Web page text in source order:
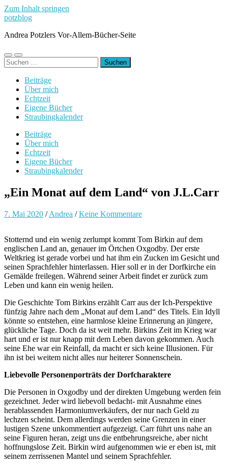
Zum Inhalt springen
potzblog
Andrea Potzlers Vor-Allem-Bücher-Seite
Mobile-
Menü
Suchfeld
ein-/ausblenden
Suchen
nach:
Beiträge
Über mich
Echtzeit
Eigene Bücher
Straubingkalender
Beiträge
Über mich
Echtzeit
Eigene Bücher
Straubingkalender
„Ein Monat auf dem Land“ von J.L.Carr
7. Mai 2020 /Andrea /Keine Kommentare
Stotternd und ein wenig zerlumpt kommt Tom Birkin auf dem
englischen Land an, genauer im Örtchen Oxgodby. Der erste
Weltkrieg ist gerade vorbei und hat ihm ein Zucken im Gesicht und
seinen Sprachfehler hinterlassen. Hier soll er in der Dorfkirche ein
Gemälde freilegen. Während seiner Arbeit findet er zurück zum
Leben und kann ein wenig heilen.
Die Geschichte Tom Birkins erzählt Carr aus der Ich-Perspektive
fünfzig Jahre nach dem „Monat auf dem Land“ des Titels. Ein Idyll
könnte so entstehen, eine harmlose kleine Erinnerung an jüngere,
glückliche Tage. Doch da ist weit mehr. Birkins Zeit im Krieg war
hart und er ist nur knapp mit dem Leben davon gekommen. Auch
seine Ehe war ein Reinfall, da macht er sich keine Illusionen. Für
ihn ist bei weitem nicht alles nur heiterer Sonnenschein.
Liebevolle Personenporträts der Dorfcharaktere
Die Personen in Oxgodby und der direkten Umgebung werden fein
gezeichnet. Jeder wird liebevoll bedacht- mit Ausnahme eines
herablassenden Harmoniumverkäufers, der nur nach Geld zu
lechzen scheint. Dem allerdings werden seine Grenzen in einer
lustigen Szene unkommentiert aufgezeigt. Carr führt uns nahe an
seine Figuren heran, zeigt uns die entbehrungsreiche, aber nicht
hoffnungslose Zeit. Birkin wird aufgenommen wie er eben ist, mit
seinem zerrissenen Mantel und seinem Sprachfehler.